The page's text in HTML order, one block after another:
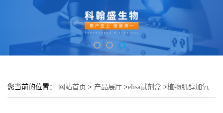
您当前的位置： 网站首页 > 产品展厅 >elisa试剂盒 >植物肌醇加氧